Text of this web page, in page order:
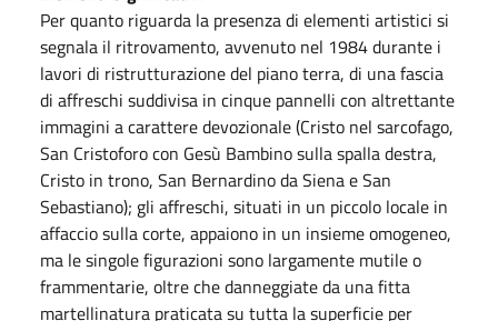
Per quanto riguarda la presenza di elementi artistici si
segnala il ritrovamento, avvenuto nel 1984 durante i
lavori di ristrutturazione del piano terra, di una fascia
di affreschi suddivisa in cinque pannelli con altrettante
immagini a carattere devozionale (Cristo nel sarcofago,
San Cristoforo con Gesù Bambino sulla spalla destra,
Cristo in trono, San Bernardino da Siena e San
Sebastiano); gli affreschi, situati in un piccolo locale in
affaccio sulla corte, appaiono in un insieme omogeneo,
ma le singole figurazioni sono largamente mutile o
frammentarie, oltre che danneggiate da una fitta
martellinatura praticata su tutta la superficie per